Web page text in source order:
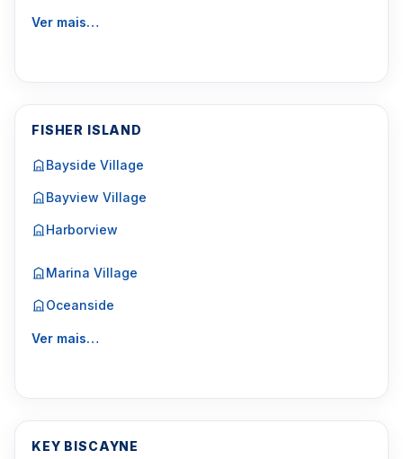
Ver mais…
FISHER ISLAND
Bayside Village
Bayview Village
Harborview
Marina Village
Oceanside
Ver mais…
KEY BISCAYNE